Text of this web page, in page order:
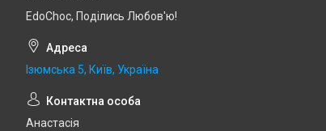
EdoСhoc, Поділись Любов'ю!
Ізюмська 5, Київ, Україна
Анастасія